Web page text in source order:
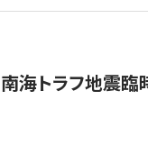
南海トラフ地震臨